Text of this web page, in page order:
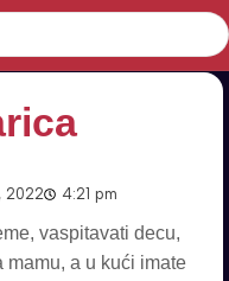
2022 4:21 pm
vaspitavati decu,
mamu, a u kući imate